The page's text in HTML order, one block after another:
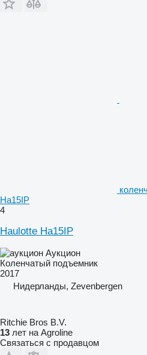
Ha15IP
4
Haulotte Ha15IP
Аукцион
Коленчатый подъемник
2017
Нидерланды, Zevenbergen
Ritchie Bros B.V.
13 лет на Agroline
Связаться с продавцом